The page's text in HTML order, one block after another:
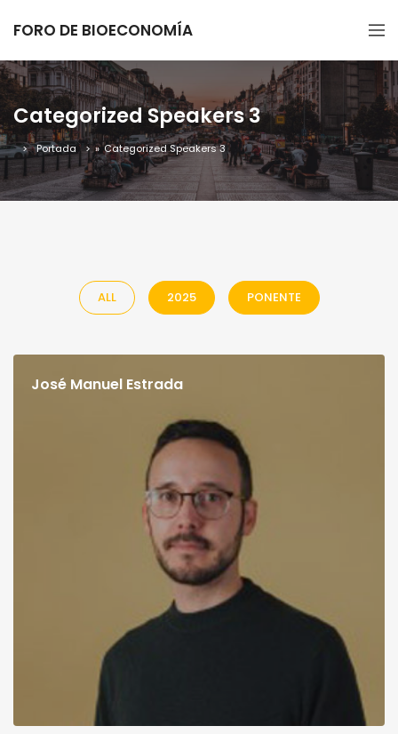
FORO DE BIOECONOMÍA
Categorized Speakers 3
Portada » Categorized Speakers 3
ALL 2025 PONENTE
José Manuel Estrada